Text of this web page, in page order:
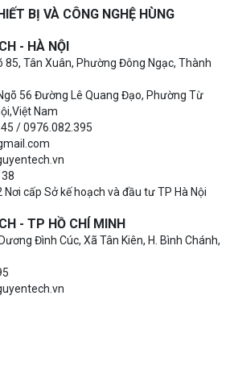
BỊ VÀ CÔNG NGHỆ HÙNG
- HÀ NỘI
85, Tân Xuân, Phường Đông Ngạc, Thành
56 Đường Lê Quang Đạo, Phường Từ
Nam
/ 0976.082.395
cấp Sở kế hoạch và đầu tư TP Hà Nội
- TP HỒ CHÍ MINH
Đình Cúc, Xã Tân Kiên, H. Bình Chánh,